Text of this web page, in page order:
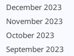
December 2023
November 2023
October 2023
September 2023